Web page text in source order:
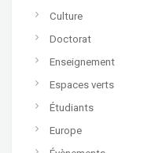
Culture
Doctorat
Enseignement
Espaces verts
Étudiants
Europe